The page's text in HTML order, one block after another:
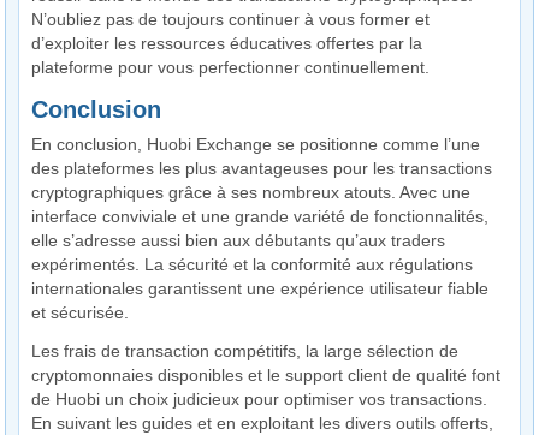
N’oubliez pas de toujours continuer à vous former et
d’exploiter les ressources éducatives offertes par la
plateforme pour vous perfectionner continuellement.
Conclusion
En conclusion, Huobi Exchange se positionne comme l’une
des plateformes les plus avantageuses pour les transactions
cryptographiques grâce à ses nombreux atouts. Avec une
interface conviviale et une grande variété de fonctionnalités,
elle s’adresse aussi bien aux débutants qu’aux traders
expérimentés. La sécurité et la conformité aux régulations
internationales garantissent une expérience utilisateur fiable
et sécurisée.
Les frais de transaction compétitifs, la large sélection de
cryptomonnaies disponibles et le support client de qualité font
de Huobi un choix judicieux pour optimiser vos transactions.
En suivant les guides et en exploitant les divers outils offerts,